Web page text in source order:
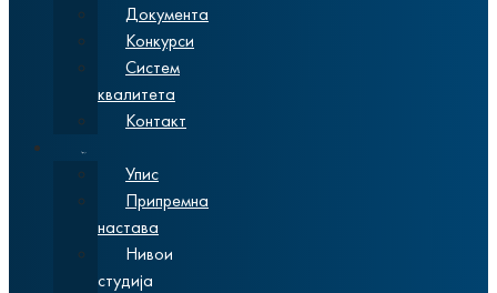
Документа
Конкурси
Систем
квалитета
Контакт
Упис
Припремна
настава
Нивои
студија